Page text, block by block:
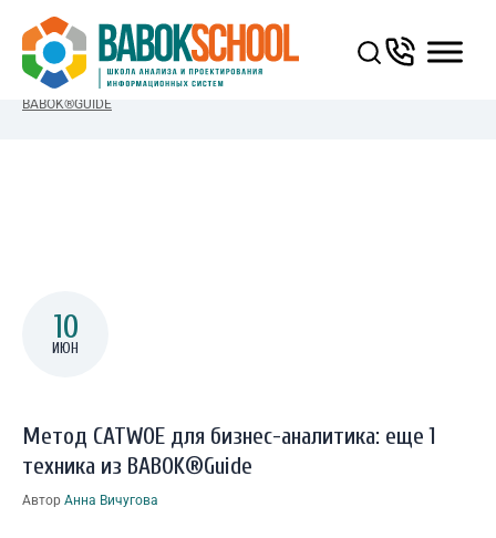
You Are Here:
ГЛАВНАЯ
МЕТОД CATWOE ДЛЯ БИЗНЕС-АНАЛИТИКА: ЕЩЕ 1 ТЕХНИКА ИЗ
BABOK®GUIDE
10
ИЮН
Метод CATWOE для бизнес-аналитика: еще 1
техника из BABOK®Guide
Автор Анна Вичугова